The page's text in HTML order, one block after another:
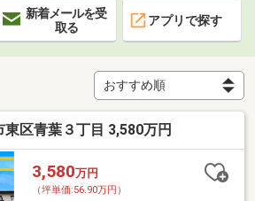
新着メールを受
取る
アプリで探す
区青葉３丁目 3,580万円
3,580万円
（坪単価:56.90万円）